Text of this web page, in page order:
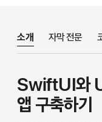
소개 자막 전문
SwiftUI와
앱 구축하기